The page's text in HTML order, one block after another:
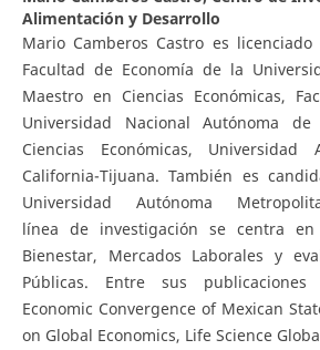
Alimentación y Desarrollo
Mario Camberos Castro es
Facultad de Economía de la
Maestro en Ciencias Económicas,
Universidad Nacional Autónoma
Ciencias Económicas, Universidad
California-Tijuana. También es
Universidad Autónoma
línea de investigación se centra en
Bienestar, Mercados Laborales y
Públicas. Entre sus
Economic Convergence of Mexican
on Global Economics, Life Science